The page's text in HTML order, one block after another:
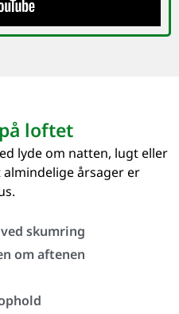
loftet
lyde om natten, lugt eller
årsager er
skumring
om aftenen